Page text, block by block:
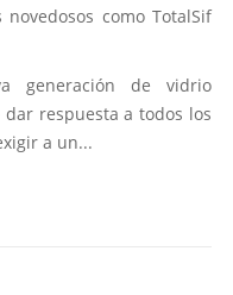
novedosos como TotalSif
generación de vidrio
respuesta a todos los
a un...